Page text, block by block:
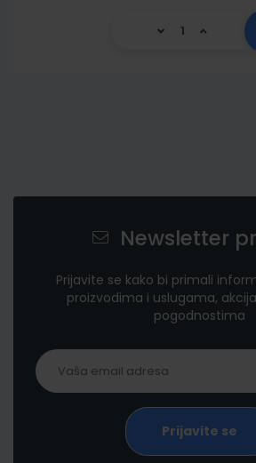
Newsletter
Prijavite se kako bi primali
proizvodima i uslugama,
pogodnostima